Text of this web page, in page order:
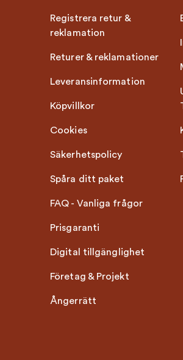
Registrera retur &
reklamation
Returer & reklamationer
Leveransinformation
Köpvillkor
Cookies
Säkerhetspolicy
Spåra ditt paket
FAQ - Vanliga frågor
Prisgaranti
Digital tillgänglighet
Företag & Projekt
Ångerrätt